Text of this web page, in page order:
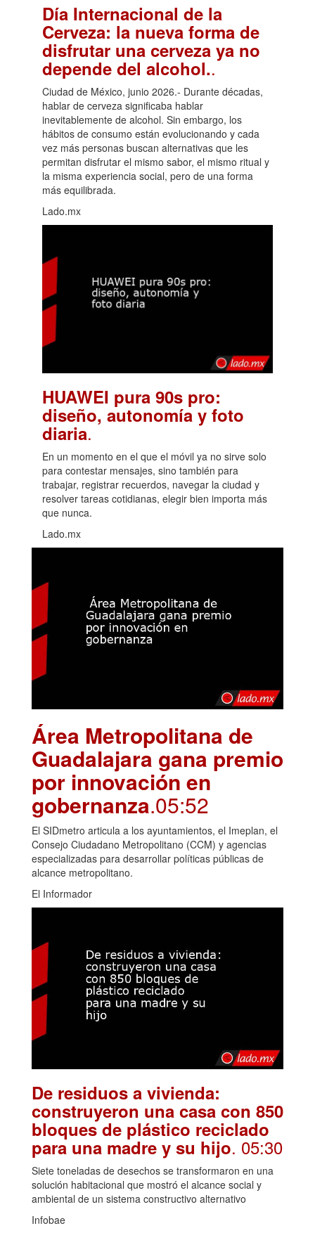
Día Internacional de la
Cerveza: la nueva forma de
disfrutar una cerveza ya no
depende del alcohol..
Ciudad de México, junio 2026.- Durante décadas,
hablar de cerveza significaba hablar
inevitablemente de alcohol. Sin embargo, los
hábitos de consumo están evolucionando y cada
vez más personas buscan alternativas que les
permitan disfrutar el mismo sabor, el mismo ritual y
la misma experiencia social, pero de una forma
más equilibrada.
Lado.mx
HUAWEI pura 90s pro:
diseño, autonomía y foto
diaria.
En un momento en el que el móvil ya no sirve solo
para contestar mensajes, sino también para
trabajar, registrar recuerdos, navegar la ciudad y
resolver tareas cotidianas, elegir bien importa más
que nunca.
Lado.mx
Área Metropolitana de
Guadalajara gana premio
por innovación en
gobernanza.05:52
El SIDmetro articula a los ayuntamientos, el Imeplan, el
Consejo Ciudadano Metropolitano (CCM) y agencias
especializadas para desarrollar políticas públicas de
alcance metropolitano.
El Informador
De residuos a vivienda:
construyeron una casa con 850
bloques de plástico reciclado
para una madre y su hijo. 05:30
Siete toneladas de desechos se transformaron en una
solución habitacional que mostró el alcance social y
ambiental de un sistema constructivo alternativo
Infobae